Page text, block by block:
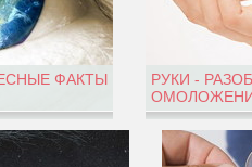
ФАКТЫ
РУКИ -